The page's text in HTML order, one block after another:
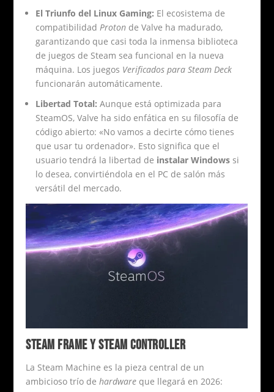
El Triunfo del Linux Gaming: El ecosistema de
compatibilidadProton de Valve ha madurado,
garantizando que casi toda la inmensa biblioteca
de juegos de Steam sea funcional en la nueva
máquina. Los juegos Verificados para Steam Deck
funcionarán automáticamente.
Libertad Total: Aunque está optimizada para
SteamOS, Valve ha sido enfática en su filosofía de
código abierto: «No vamos a decirte cómo tienes
que usar tu ordenador». Esto significa que el
usuario tendrá la libertad de instalar Windows si
lo desea, convirtiéndola en el PC de salón más
versátil del mercado.
STEAM FRAME Y STEAM CONTROLLER
La Steam Machine es la pieza central de un
ambicioso trío dehardware que llegará en 2026: